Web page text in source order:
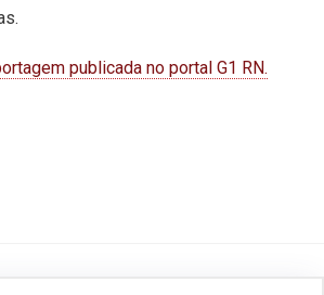
publicada no portal G1 RN.